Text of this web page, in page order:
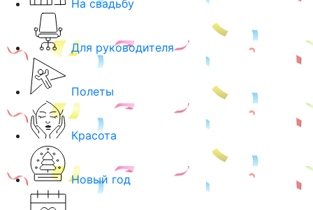
На свадьбу
Для руководителя
Полеты
Красота
Новый год